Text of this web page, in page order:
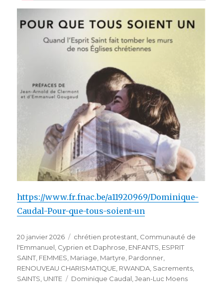
https://www.fr.fnac.be/a11920969/Dominique-
Caudal-Pour-que-tous-soient-un
Publié
le
20 janvier 2026 Catégories
chrétien protestant Communauté de
l'Emmanuel Cyprien et Daphrose ENFANTS ESPRIT
SAINT FEMMES Mariage Martyre Pardonner
RENOUVEAU CHARISMATIQUE RWANDA Sacrements
SAINTS UNITE Étiquettes
Dominique Caudal ,Jean-Luc Moens